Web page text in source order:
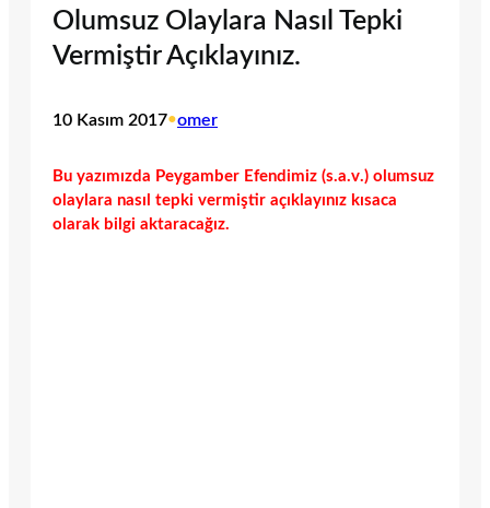
Olumsuz Olaylara Nasıl Tepki
Vermiştir Açıklayınız.
10 Kasım 2017•omer
Bu yazımızda Peygamber Efendimiz (s.a.v.) olumsuz
olaylara nasıl tepki vermiştir açıklayınız kısaca
olarak bilgi aktaracağız.